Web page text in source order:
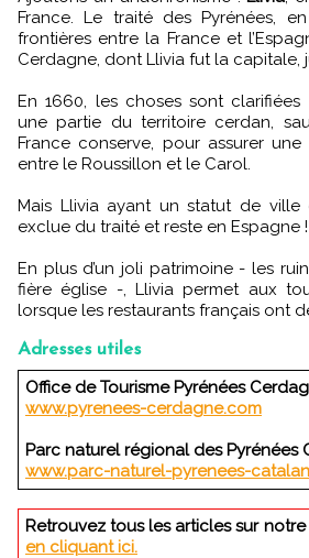
France. Le traité des Pyrénées,
frontières entre la France et
Cerdagne, dont Llivia fut la capitale,
En 1660, les choses sont clarifiées
une partie du territoire cerdan,
France conserve, pour assurer
entre le Roussillon et le Carol.
Mais Llivia ayant un statut de ville
exclue du traité et reste en Espagne !
En plus d’un joli patrimoine - les
fière église -, Llivia permet aux
lorsque les restaurants français ont
Adresses utiles
Office de Tourisme Pyrénées
www.pyrenees-cerdagne.com
Parc naturel régional des Pyrénées
www.parc-naturel-pyrenees-
Retrouvez tous les articles sur
en cliquant ici.